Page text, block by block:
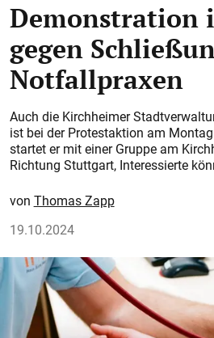
Demonstration
gegen
Notfallpraxen
Auch die Kirchheimer
ist bei der Protestaktion am
startet er mit einer Gruppe am
Richtung Stuttgart, Interessierte
Thomas Zapp
19.10.2024